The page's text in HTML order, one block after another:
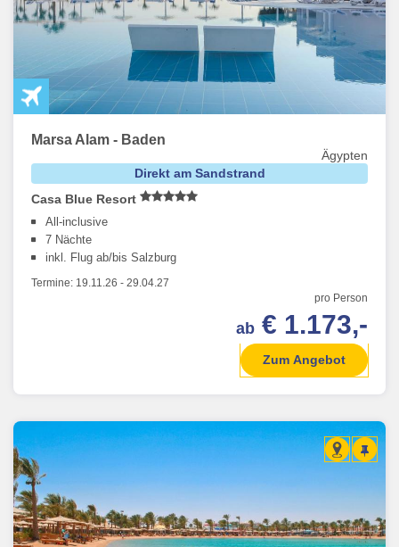
Marsa Alam - Baden
Ägypten
Direkt am Sandstrand
Casa Blue Resort
All-inclusive
7 Nächte
inkl. Flug ab/bis Salzburg
Termine: 19.11.26 - 29.04.27
pro Person
ab € 1.173,-
Zum Angebot